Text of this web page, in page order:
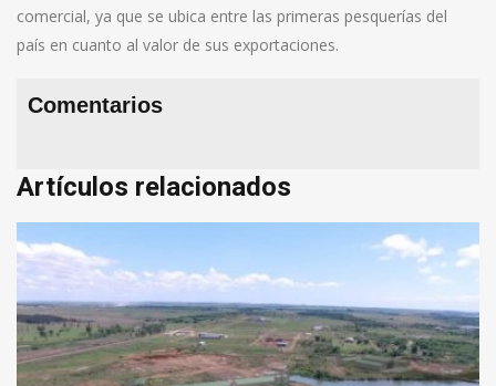
comercial, ya que se ubica entre las primeras pesquerías del
país en cuanto al valor de sus exportaciones.
Comentarios
Artículos relacionados